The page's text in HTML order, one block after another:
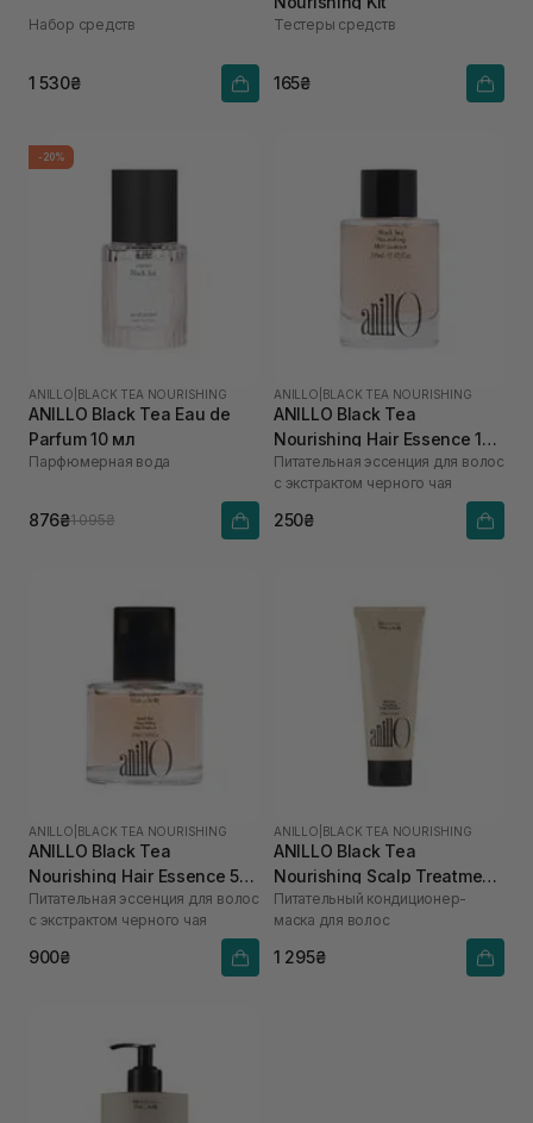
Набор средств
1 530₴
Тестеры средств
165₴
-20%
ANILLO BLACK TEA NOURISHING
ANILLO Black Tea Eau de
Parfum 10 мл
Парфюмерная вода
876₴1 095₴
ANILLO BLACK TEA NOURISHING
ANILLO Black Tea
Nourishing Hair Essence 10
мл
Питательная эссенция для волос
с экстрактом черного чая
250₴
ANILLO BLACK TEA NOURISHING
ANILLO Black Tea
Nourishing Hair Essence 50
мл
Питательная эссенция для волос
с экстрактом черного чая
900₴
ANILLO BLACK TEA NOURISHING
ANILLO Black Tea
Nourishing Scalp Treatment
150 мл
Питательный кондиционер-
маска для волос
1 295₴